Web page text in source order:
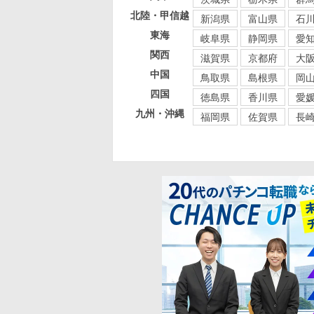
北陸・甲信越
新潟県 富山県
石
東海
岐阜県 静岡県
愛
関西
滋賀県 京都府
大
中国
鳥取県 島根県
岡
四国
徳島県 香川県
愛
九州・沖縄
福岡県 佐賀県 長